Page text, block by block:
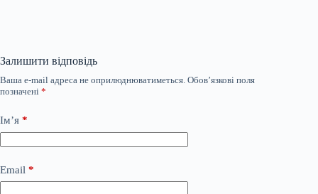
Залишити відповідь
Ваша e-mail адреса не оприлюднюватиметься. Обов’язкові поля
позначені *
Ім’я *
Email *